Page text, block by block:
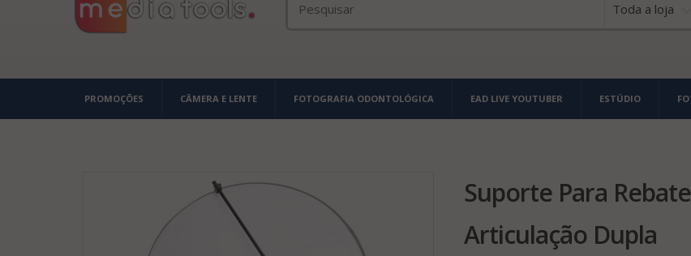
Toda a loja
PROMOÇÕES CÂMERA E LENTE FOTOGRAFIA ODONTOLÓGICA EAD LIVE YOUTUBER ESTÚDIO
Suporte Para
Articulação Dupla